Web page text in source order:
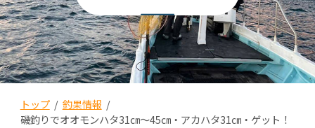
トップ/ 釣果情報 /
磯釣りでオオモンハタ31㎝〜45㎝・アカハタ31㎝・ゲット！